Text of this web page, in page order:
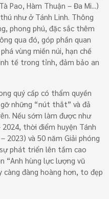
Pao, Hàm Thuận – Đa Mi...)
như ở Tánh Linh. Thông
phong phú, đặc sắc thêm
qua đó, góp phần quan
vùng miền núi, hạn chế
tế trong tỉnh, đảm bảo an
quý cấp có thẩm quyền
những “nút thắt” và đả
Nếu sớm làm được như
2024, thời điểm huyện Tánh
2023) và 50 năm Giải phóng
phát triển lên tầm cao
“Anh hùng lực lượng vũ
càng đàng hoàng hơn, to đẹp